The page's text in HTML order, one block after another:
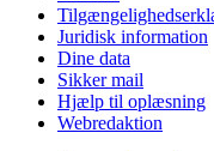
Juridisk information
Dine data
Sikker mail
Hjælp til oplæsning
Webredaktion